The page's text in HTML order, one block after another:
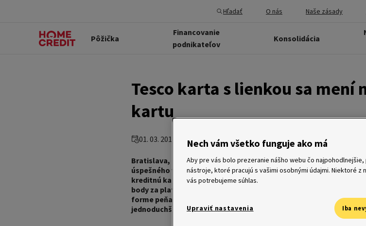
Hľadať O nás Naše zásady
Pôžička
Financovanie
podnikateľov
Konsolidácia
Tesco karta s lienkou sa mení
kartu
01. 03. 2010
Bratislava, 1. marca 2010 – Tesco kreditná karta sa od 1. marca
úspešného vernostného programu a stáva sa Clubcard kreditnou
kreditnú kartu v stánku Tesco Finančné služby, ušetrí ešte viac
body za platbu aj clubcardové body. Získané body premenené na
forme peňažných poukážok, ktoré môže uplatniť v akomkoľvek
jednoduchší a prehľadnejší.
Nech vám všetko funguje ako má
Aby pre vás bolo prezeranie nášho webu čo
nástroje, ktoré pracujú s vašimi osobnými údajmi. Niektoré z
vás potrebujeme súhlas.
Upraviť nastavenia Iba